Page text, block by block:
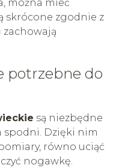
można mieć
skrócone zgodnie z
zachowają
potrzebne do
są niezbędne
spodni. Dzięki nim
równo uciąć
nogawkę.